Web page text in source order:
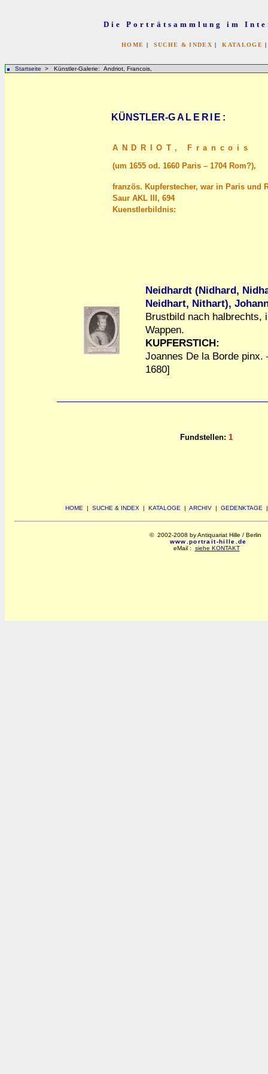
Die Porträtsammlung im
HOME | SUCHE & INDEX |KATALOGE
Startseite > Künstler-Galerie: Andriot, Francois,
KÜNSTLER-GALERIE :
ANDRIOT,
Francois
(um 1655 od. 1660 Paris – 1704 Rom?),
französ. Kupferstecher, war in Paris und
Saur AKL III, 694
Kuenstlerbildnis:
Neidhardt (Nidhard,
Neidhart, Nithart),
Brustbild nach halbrechts,
Wappen.
KUPFERSTICH:
Joannes De la Borde pinx.
1680]
Fundstellen: 1
HOME | SUCHE & INDEX | KATALOGE | ARCHIV | GEDENKTAGE
© 2002-2008 by Antiquariat Hille / Berlin
www.portrait-hille.de
eMail : siehe KONTAKT